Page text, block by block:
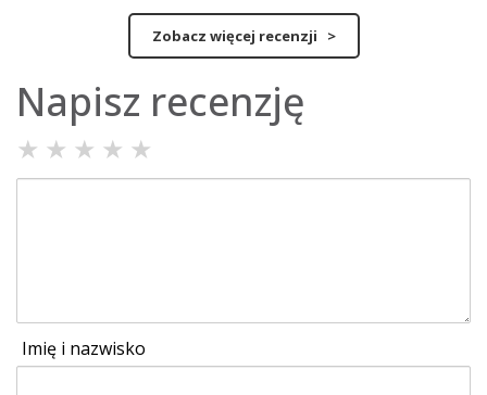
Zobacz więcej recenzji >
Napisz recenzję
★ ★ ★ ★ ★
Imię i nazwisko